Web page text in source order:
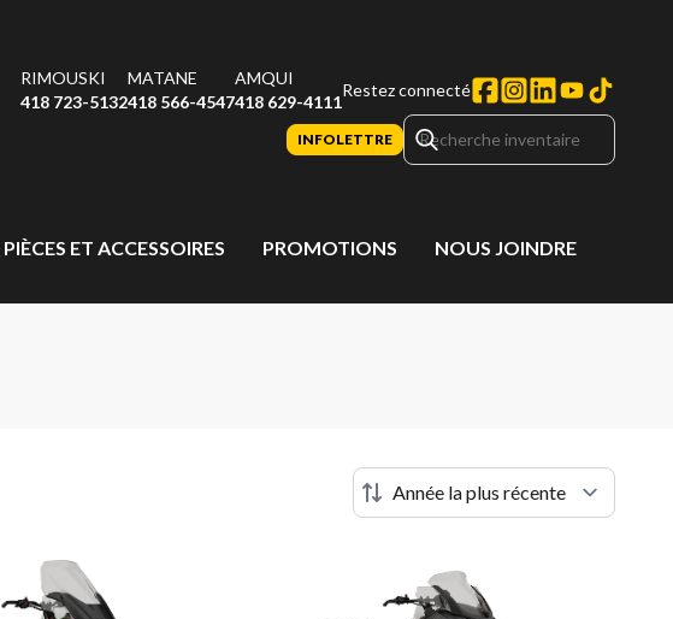
RIMOUSKI
418 723-5132
MATANE
418 566-4547
AMQUI
418 629-4111
Restez connecté
INFOLETTRE
PIÈCES ET ACCESSOIRES PROMOTIONS NOUS JOINDRE